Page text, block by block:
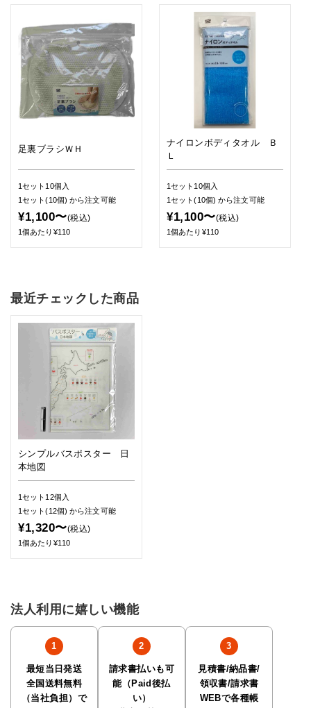
足裏ブラシＷＨ
1セット10個入
1セット(10個)から注文可能
¥1,100〜(税込)
1個あたり¥110
ナイロンボディタオル Ｂ
Ｌ
1セット10個入
1セット(10個)から注文可能
¥1,100〜(税込)
1個あたり¥110
最近チェックした商品
シンプルバスポスター 日
本地図
1セット12個入
1セット(12個)から注文可能
¥1,320〜(税込)
1個あたり¥110
法人利用に嬉しい機能
最短当日発送
全国送料無料
（当社負担）で
請求書払いも可
能（Paid後払
い）
見積書/納品書/
領収書/請求書
WEBで各種帳